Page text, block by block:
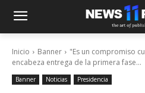
Inicio Banner
"Es un compromiso
encabeza entrega de la primera fase...
Banner Noticias Presidencia